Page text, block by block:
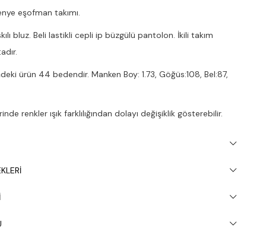
eşofman takımı.
bluz. Beli lastikli cepli ip büzgülü pantolon. İkili takım
ürün 44 bedendir. Manken Boy: 1.73, Göğüs:108, Bel:87,
renkler ışık farklılığından dolayı değişiklik gösterebilir.